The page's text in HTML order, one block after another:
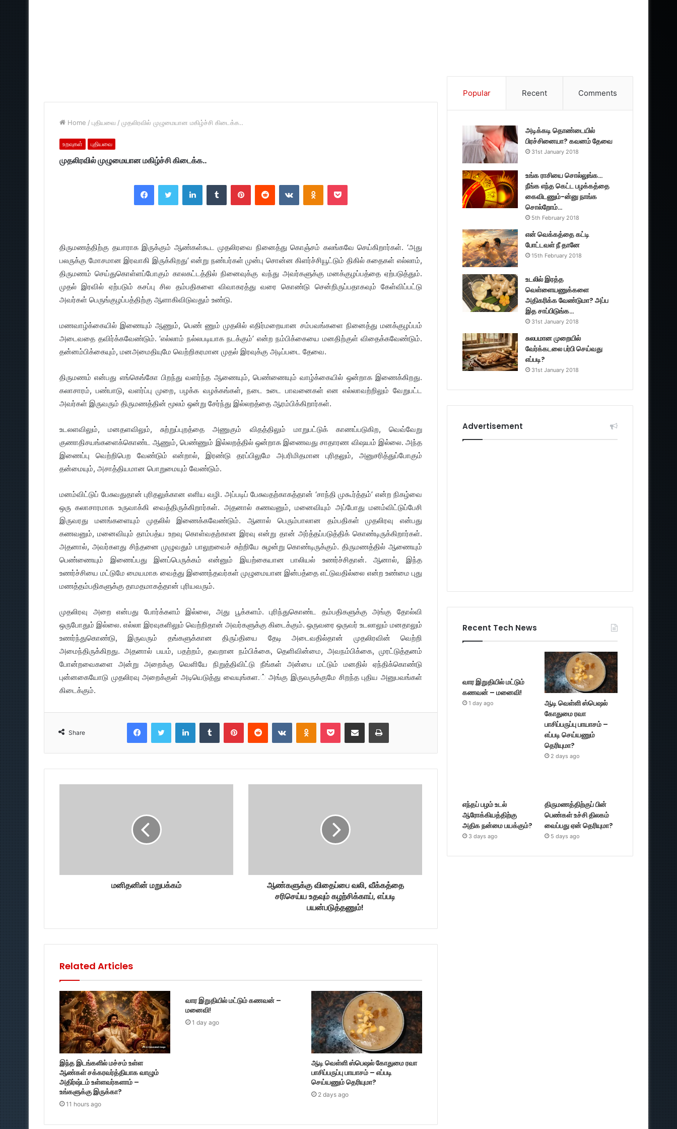
Home / புதியவை / முதலிரவில் முழுமையான மகிழ்ச்சி கிடைக்க..
உறவுகள் புதியவை
முதலிரவில் முழுமையான மகிழ்ச்சி கிடைக்க..
FacebookTwitter LinkedInTumblr PinterestReddit VKontakteOdnoklassniki
Pocket
திருமணத்திற்கு தயாராக இருக்கும் ஆண்கள்கூட முதலிரவை நினைத்து கொஞ்சம் கலங்கவே செய்கிறார்கள். ‘அது
பலருக்கு மோசமான இரவாகி இருக்கிறது’ என்று நண்பர்கள் முன்பு சொன்ன கிளர்ச்சியூட்டும் திகில் கதைகள் எல்லாம்,
திருமணம் செய்துகொள்ளப்போகும் காலகட்டத்தில் நினைவுக்கு வந்து அவர்களுக்கு மனக்குழப்பத்தை ஏற்படுத்தும்.
முதல் இரவில் ஏற்படும் கசப்பு சில தம்பதிகளை விவாகரத்து வரை கொண்டு சென்றிருப்பதாகவும் கேள்விப்பட்டு
அவர்கள் பெருங்குழப்பத்திற்கு ஆளாகிவிடுவதும் உண்டு.
மணவாழ்க்கையில் இணையும் ஆணும், பெண் ணும் முதலில் எதிர்மறையான சம்பவங்களை நினைத்து மனக்குழப்பம்
அடைவதை தவிர்க்கவேண்டும். ‘எல்லாம் நல்லபடியாக நடக்கும்’ என்ற நம்பிக்கையை மனதிற்குள் விதைக்கவேண்டும்.
தன்னம்பிக்கையும், மனஅமைதியுமே வெற்றிகரமான முதல் இரவுக்கு அடிப்படை தேவை.
திருமணம் என்பது எங்கெங்கோ பிறந்து வளர்ந்த ஆணையும், பெண்ணையும் வாழ்க்கையில் ஒன்றாக இணைக்கிறது.
கலாசாரம், பண்பாடு, வளர்ப்பு முறை, பழக்க வழக்கங்கள், நடை உடை பாவனைகள் என எல்லாவற்றிலும் வேறுபட்ட
அவர்கள் இருவரும் திருமணத்தின் மூலம் ஒன்று சேர்ந்து இல்லறத்தை ஆரம்பிக்கிறார்கள்.
உடலளவிலும், மனதளவிலும், சுற்றுப்புறத்தை அணுகும் விதத்திலும் மாறுபட்டுக் காணப்படுகிற, வெவ்வேறு
குணாதிசயங்களைக்கொண்ட ஆணும், பெண்ணும் இல்லறத்தில் ஒன்றாக இணைவது சாதாரண விஷயம் இல்லை. அந்த
இணைப்பு வெற்றிபெற வேண்டும் என்றால், இரண்டு தரப்பிலுமே அபரிமிதமான புரிதலும், அனுசரித்துப்போகும்
தன்மையும், அசாத்தியமான பொறுமையும் வேண்டும்.
மனம்விட்டுப் பேசுவதுதான் புரிதலுக்கான எளிய வழி. அப்படிப் பேசுவதற்காகத்தான் ‘சாந்தி முகூர்த்தம்’ என்ற நிகழ்வை
ஒரு கலாசாரமாக உருவாக்கி வைத்திருக்கிறார்கள். அதனால் கணவனும், மனைவியும் அப்போது மனம்விட்டுப்பேசி
இருவரது மனங்களையும் முதலில் இணைக்கவேண்டும். ஆனால் பெரும்பாலான தம்பதிகள் முதலிரவு என்பது
கணவனும், மனைவியும் தாம்பத்ய உறவு கொள்வதற்கான இரவு என்று தான் அர்த்தப்படுத்திக் கொண்டிருக்கிறார்கள்.
அதனால், அவர்களது சிந்தனை முழுவதும் பாலுறவைச் சுற்றியே சுழன்று கொண்டிருக்கும். திருமணத்தில் ஆணையும்
பெண்ணையும் இணைப்பது இனப்பெருக்கம் என்னும் இயற்கையான பாலியல் உணர்ச்சிதான். ஆனால், இந்த
உணர்ச்சியை மட்டுமே மையமாக வைத்து இணைந்தவர்கள் முழுமையான இன்பத்தை எட்டுவதில்லை என்ற உண்மை புது
மணத்தம்பதிகளுக்கு தாமதமாகத்தான் புரியவரும்.
முதலிரவு அறை என்பது போர்க்களம் இல்லை, அது பூக்களம். புரிந்துகொண்ட தம்பதிகளுக்கு அங்கு தோல்வி
ஒருபோதும் இல்லை. எல்லா இரவுகளிலும் வெற்றிதான் அவர்களுக்கு கிடைக்கும். ஒருவரை ஒருவர் உடலாலும் மனதாலும்
உணர்ந்துகொண்டு, இருவரும் தங்களுக்கான திருப்தியை தேடி அடைவதில்தான் முதலிரவின் வெற்றி
அமைந்திருக்கிறது. அதனால் பயம், பதற்றம், தவறான நம்பிக்கை, தெளிவின்மை, அவநம்பிக்கை, முரட்டுத்தனம்
போன்றவைகளை அன்று அறைக்கு வெளியே நிறுத்திவிட்டு நீங்கள் அன்பை மட்டும் மனதில் ஏந்திக்கொண்டு
புன்னகையோடு முதலிரவு அறைக்குள் அடியெடுத்து வையுங்கள.் அங்கு இருவருக்குமே சிறந்த புதிய அனுபவங்கள்
கிடைக்கும்.
Share
FacebookTwitter LinkedInTumblr PinterestReddit VKontakteOdnoklassniki
Pocket Share via Email Print
மனிதனின் மறுபக்கம்
ஆண்களுக்கு விதைப்பை வலி, வீக்கத்தை
சரிசெய்ய உதவும் கழற்சிக்காய், எப்படி
பயன்படுத்தணும்!
Related Articles
இந்த இடங்களில் மச்சம் உள்ள
ஆண்கள் சக்கரவர்த்தியாக வாழும்
அதிர்ஷ்டம் உள்ளவர்களாம் –
உங்களுக்கு இருக்கா?
11 hours ago
வார இறுதியில் மட்டும் கணவன் –
மனைவி!
1 day ago
ஆடி வெள்ளி ஸ்பெஷல் கோதுமை ரவா
பாசிப்பருப்பு பாயாசம் – எப்படி
செய்யணும் தெரியுமா?
2 days ago
Popular Recent Comments
அடிக்கடி தொண்டையில்
பிரச்சினையா? கவனம் தேவை
31st January 2018
உங்க ராசியை சொல்லுங்க…
நீங்க எந்த கெட்ட பழக்கத்தை
கைவிடணும்-ன்னு நாங்க
சொல்றோம்…
5th February 2018
என் வெக்கத்தை கட்டி
போட்டவள் நீ தானே
15th February 2018
உடலில் இரத்த
வெள்ளையணுக்களை
அதிகரிக்க வேண்டுமா? அப்ப
இத சாப்பிடுங்க…
31st January 2018
சுலபமான முறையில்
வேர்க்கடலை பர்பி செய்வது
எப்படி?
31st January 2018
Advertisement
Recent Tech News
வார இறுதியில் மட்டும்
கணவன் – மனைவி!
1 day ago
ஆடி வெள்ளி ஸ்பெஷல்
கோதுமை ரவா
பாசிப்பருப்பு பாயாசம் –
எப்படி செய்யணும்
தெரியுமா?
2 days ago
எந்தப் பழம் உடல்
ஆரோக்கியத்திற்கு
அதிக நன்மை பயக்கும்?
3 days ago
திருமணத்திற்குப் பின்
பெண்கள் உச்சி திலகம்
வைப்பது ஏன் தெரியுமா?
5 days ago